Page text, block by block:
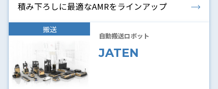
積み下ろしに最適なAMRをラインアップ
搬送
自動搬送ロボット
JATEN